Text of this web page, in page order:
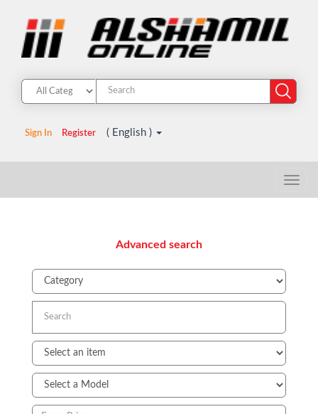
Sign In Register ( English )
Advanced search